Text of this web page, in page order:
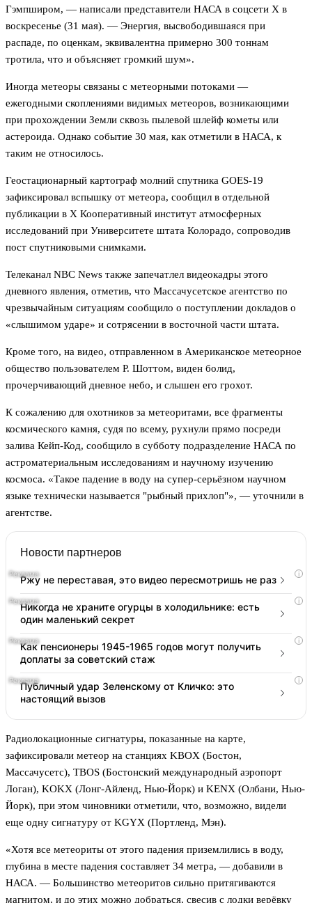
Гэмпширом, — написали представители НАСА в соцсети X в
воскресенье (31 мая). — Энергия, высвободившаяся при
распаде, по оценкам, эквивалентна примерно 300 тоннам
тротила, что и объясняет громкий шум».
Иногда метеоры связаны с метеорными потоками —
ежегодными скоплениями видимых метеоров, возникающими
при прохождении Земли сквозь пылевой шлейф кометы или
астероида. Однако событие 30 мая, как отметили в НАСА, к
таким не относилось.
Геостационарный картограф молний спутника GOES-19
зафиксировал вспышку от метеора, сообщил в отдельной
публикации в X Кооперативный институт атмосферных
исследований при Университете штата Колорадо, сопроводив
пост спутниковыми снимками.
Телеканал NBC News также запечатлел видеокадры этого
дневного явления, отметив, что Массачусетское агентство по
чрезвычайным ситуациям сообщило о поступлении докладов о
«слышимом ударе» и сотрясении в восточной части штата.
Кроме того, на видео, отправленном в Американское метеорное
общество пользователем Р. Шоттом, виден болид,
прочерчивающий дневное небо, и слышен его грохот.
К сожалению для охотников за метеоритами, все фрагменты
космического камня, судя по всему, рухнули прямо посреди
залива Кейп-Код, сообщило в субботу подразделение НАСА по
астроматериальным исследованиям и научному изучению
космоса. «Такое падение в воду на супер-серьёзном научном
языке технически называется "рыбный прихлоп"», — уточнили в
агентстве.
Новости партнеров
i
Ржу не переставая, это видео пересмотришь не раз
i
Никогда не храните огурцы в холодильнике: есть
один маленький секрет
i
Как пенсионеры 1945-1965 годов могут получить
доплаты за советский стаж
i
Публичный удар Зеленскому от Кличко: это
настоящий вызов
Радиолокационные сигнатуры, показанные на карте,
зафиксировали метеор на станциях KBOX (Бостон,
Массачусетс), TBOS (Бостонский международный аэропорт
Логан), KOKX (Лонг-Айленд, Нью-Йорк) и KENX (Олбани, Нью-
Йорк), при этом чиновники отметили, что, возможно, видели
еще одну сигнатуру от KGYX (Портленд, Мэн).
«Хотя все метеориты от этого падения приземлились в воду,
глубина в месте падения составляет 34 метра, — добавили в
НАСА. — Большинство метеоритов сильно притягиваются
магнитом, и до этих можно добраться, свесив с лодки верёвку